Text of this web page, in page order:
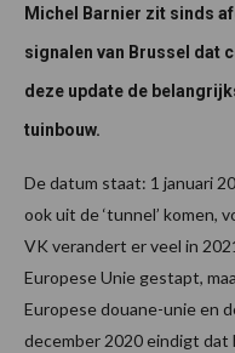
Michel Barnier zit sinds
signalen van Brussel dat
deze update de
tuinbouw.
De datum staat: 1 januari
ook uit de ‘tunnel’ komen,
VK verandert er veel in
Europese Unie gestapt,
Europese douane-unie en
december 2020 eindigt dat